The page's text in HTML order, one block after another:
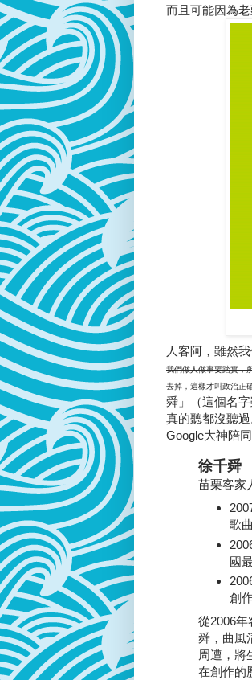
而且可能因為
人客阿，雖然
我們做人做事要踏實，
去掉，這樣才叫政治正
舜」（這個名
真的聽都沒聽
Google大神陪
徐千舜
苗栗客家
歌
國
創
從2006
舜，曲風
周遭，將
在創作的